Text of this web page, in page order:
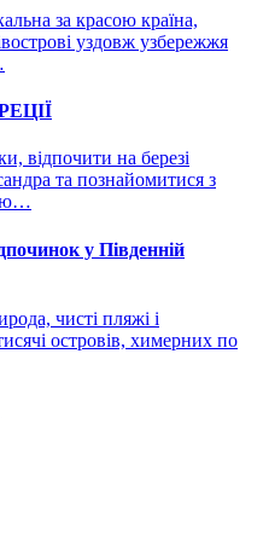
за красою країна,
уздовж узбережжя
відпочити на березі
та познайомитися з
у Південній
чисті пляжі і
островів, химерних по